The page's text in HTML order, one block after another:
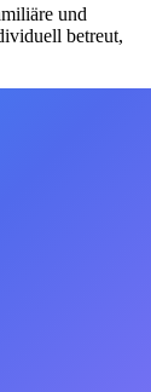
und
betreut,